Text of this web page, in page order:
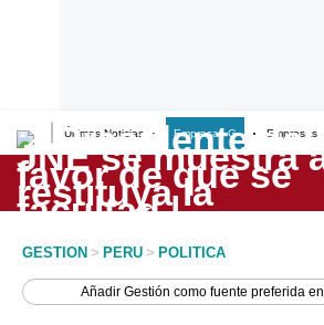
Últimas Noticias Empresas G Empresas
Lo último
Peru Quiosco
GESTION > PERU > POLITICA
AñadirGestión como fuente preferida en